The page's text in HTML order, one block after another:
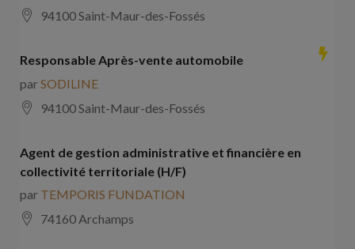
94100 Saint-Maur-des-Fossés
Responsable Après-vente automobile
parSODILINE
94100 Saint-Maur-des-Fossés
Agent de gestion administrative et financière en
collectivité territoriale (H/F)
par TEMPORIS FUNDATION
74160 Archamps